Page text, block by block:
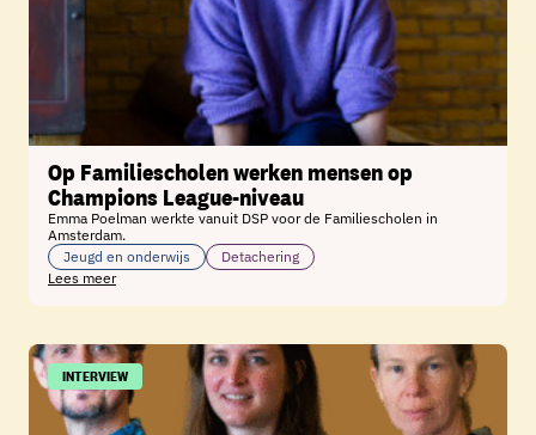
Op Familiescholen werken mensen op
Champions League-niveau
Emma Poelman werkte vanuit DSP voor de Familiescholen in
Amsterdam.
Jeugd en onderwijs
Detachering
Lees meer
INTERVIEW